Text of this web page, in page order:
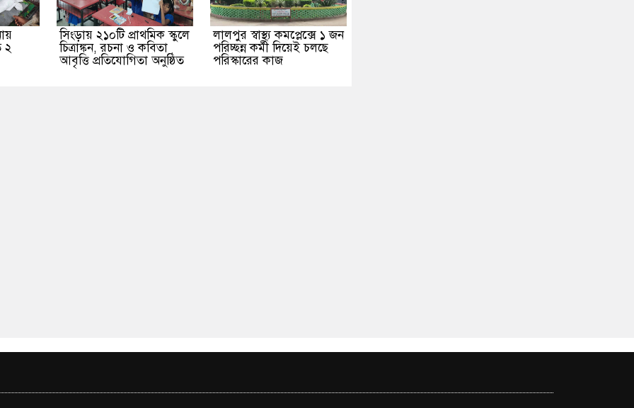
২
সিংড়ায় ২১০টি প্রাথমিক স্কুলে
চিত্রাঙ্কন, রচনা ও কবিতা
আবৃত্তি প্রতিযোগিতা অনুষ্ঠিত
লালপুর স্বাস্থ্য কমপ্লেক্সে ১ জন
পরিচ্ছন্ন কর্মী দিয়েই চলছে
পরিস্কারের কাজ